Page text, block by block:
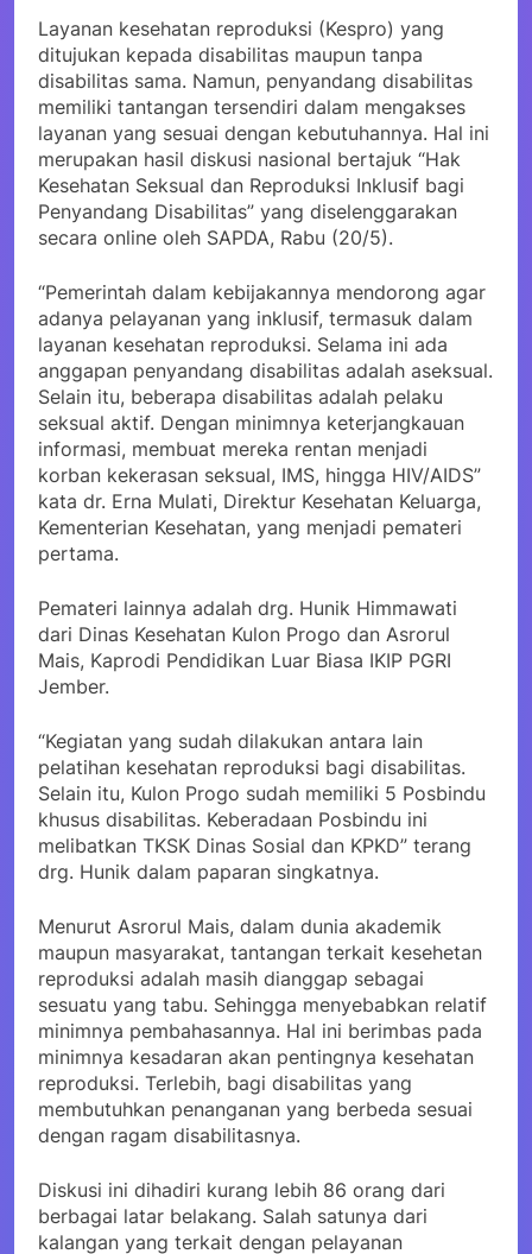
Layanan kesehatan reproduksi (Kespro) yang
ditujukan kepada disabilitas maupun tanpa
disabilitas sama. Namun, penyandang disabilitas
memiliki tantangan tersendiri dalam mengakses
layanan yang sesuai dengan kebutuhannya. Hal ini
merupakan hasil diskusi nasional bertajuk “Hak
Kesehatan Seksual dan Reproduksi Inklusif bagi
Penyandang Disabilitas” yang diselenggarakan
secara online oleh SAPDA, Rabu (20/5).
“Pemerintah dalam kebijakannya mendorong agar
adanya pelayanan yang inklusif, termasuk dalam
layanan kesehatan reproduksi. Selama ini ada
anggapan penyandang disabilitas adalah aseksual.
Selain itu, beberapa disabilitas adalah pelaku
seksual aktif. Dengan minimnya keterjangkauan
informasi, membuat mereka rentan menjadi
korban kekerasan seksual, IMS, hingga HIV/AIDS”
kata dr. Erna Mulati, Direktur Kesehatan Keluarga,
Kementerian Kesehatan, yang menjadi pemateri
pertama.
Pemateri lainnya adalah drg. Hunik Himmawati
dari Dinas Kesehatan Kulon Progo dan Asrorul
Mais, Kaprodi Pendidikan Luar Biasa IKIP PGRI
Jember.
“Kegiatan yang sudah dilakukan antara lain
pelatihan kesehatan reproduksi bagi disabilitas.
Selain itu, Kulon Progo sudah memiliki 5 Posbindu
khusus disabilitas. Keberadaan Posbindu ini
melibatkan TKSK Dinas Sosial dan KPKD” terang
drg. Hunik dalam paparan singkatnya.
Menurut Asrorul Mais, dalam dunia akademik
maupun masyarakat, tantangan terkait kesehetan
reproduksi adalah masih dianggap sebagai
sesuatu yang tabu. Sehingga menyebabkan relatif
minimnya pembahasannya. Hal ini berimbas pada
minimnya kesadaran akan pentingnya kesehatan
reproduksi. Terlebih, bagi disabilitas yang
membutuhkan penanganan yang berbeda sesuai
dengan ragam disabilitasnya.
Diskusi ini dihadiri kurang lebih 86 orang dari
berbagai latar belakang. Salah satunya dari
kalangan yang terkait dengan pelayanan